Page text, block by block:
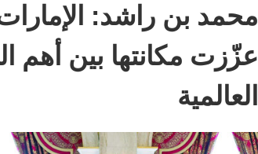
محمد بن راشد:
عزّزت مكانتها بين أهم
العالمية